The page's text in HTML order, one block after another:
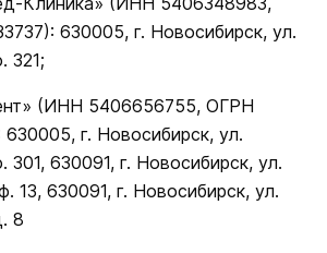
630005, г. Новосибирск, ул.
321;
(ИНН 5406656755, ОГРН
г. Новосибирск, ул.
301, 630091, г. Новосибирск, ул.
13, 630091, г. Новосибирск, ул.
8